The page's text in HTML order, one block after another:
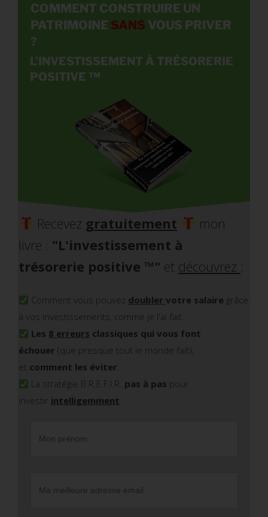
COMMENT CONSTRUIRE UN
PATRIMOINE SANS VOUS PRIVER
?
L'INVESTISSEMENT À TRÉSORERIE
POSITIVE ™
Recevez gratuitement
mon
livre : "L'investissement à
trésorerie positive ™" et découvrez :
Comment vous pouvez doublervotre salaire grâce
à vos investissements, comme je l'ai fait.
Les 8 erreurs classiques qui vous font
échouer (que presque tout le monde fait),
et comment les éviter
La stratégie B.R.E.F.I.R. pas à pas pour
investir intelligemment